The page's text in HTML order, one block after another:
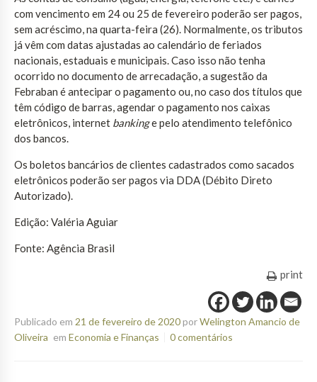
com vencimento em 24 ou 25 de fevereiro poderão ser pagos,
sem acréscimo, na quarta-feira (26). Normalmente, os tributos
já vêm com datas ajustadas ao calendário de feriados
nacionais, estaduais e municipais. Caso isso não tenha
ocorrido no documento de arrecadação, a sugestão da
Febraban é antecipar o pagamento ou, no caso dos títulos que
têm código de barras, agendar o pagamento nos caixas
eletrônicos, internet bankinge pelo atendimento telefônico
dos bancos.
Os boletos bancários de clientes cadastrados como sacados
eletrônicos poderão ser pagos via DDA (Débito Direto
Autorizado).
Edição: Valéria Aguiar
Fonte: Agência Brasil
print
Publicado em 21 de fevereiro de 2020porWelington Amancio de
Oliveira em Economia e Finanças 0 comentários